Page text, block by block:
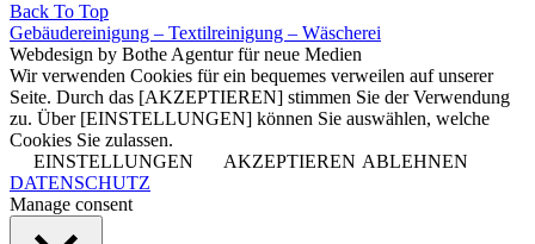
Back To Top
Gebäudereinigung – Textilreinigung – Wäscherei
Webdesign by Bothe Agentur für neue Medien
Wir verwenden Cookies für ein bequemes verweilen auf unserer
Seite. Durch das [AKZEPTIEREN] stimmen Sie der Verwendung
zu. Über [EINSTELLUNGEN] können Sie auswählen, welche
Cookies Sie zulassen.
EINSTELLUNGEN
AKZEPTIEREN ABLEHNEN
DATENSCHUTZ
Manage consent